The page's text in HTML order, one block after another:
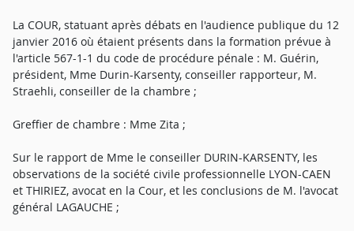
La COUR, statuant après débats en l'audience publique du 12
janvier 2016 où étaient présents dans la formation prévue à
l'article 567-1-1 du code de procédure pénale : M. Guérin,
président, Mme Durin-Karsenty, conseiller rapporteur, M.
Straehli, conseiller de la chambre ;
Greffier de chambre : Mme Zita ;
Sur le rapport de Mme le conseiller DURIN-KARSENTY, les
observations de la société civile professionnelle LYON-CAEN
et THIRIEZ, avocat en la Cour, et les conclusions de M. l'avocat
général LAGAUCHE ;